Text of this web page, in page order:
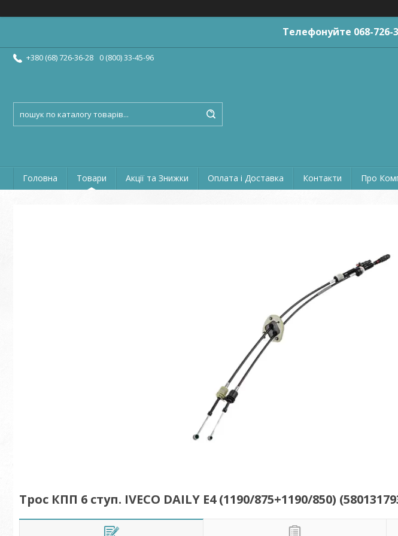
Телефонуйте 068-726-
+380 (68) 726-36-28 0 (800) 33-45-96
Головна Товари Акції та Знижки Оплата і Доставка Контакти Про
Трос КПП 6 ступ. IVECO DAILY E4 (1190/875+1190/850)